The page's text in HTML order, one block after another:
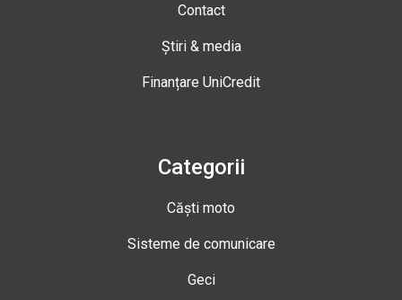
Contact
Știri & media
Finanțare UniCredit
Categorii
Căști moto
Sisteme de comunicare
Geci